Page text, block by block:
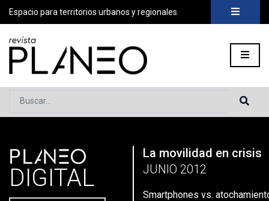
Espacio para territorios urbanos y regionales
Buscar...
Portada» Planeo Hoy Secciones»Columnas»
PLANEO
DIGITAL
La movilidad en crisis
JUNIO 2012
Smartphones vs.